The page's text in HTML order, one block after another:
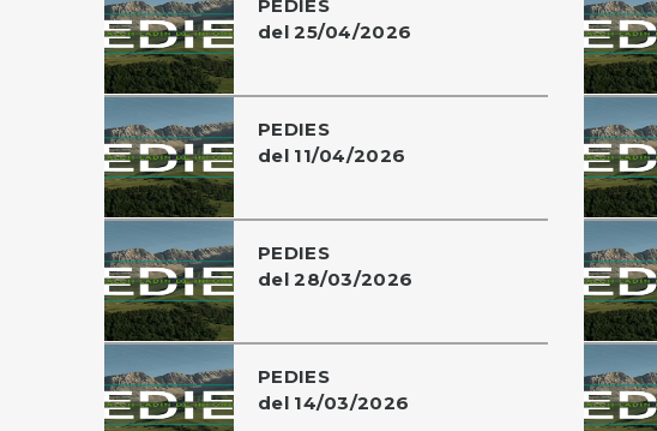
PEDIES
del 25/04/2026
PEDIES
del 11/04/2026
PEDIES
del 28/03/2026
PEDIES
del 14/03/2026